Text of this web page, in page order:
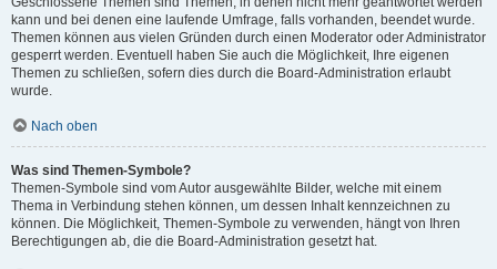
kann und bei denen eine laufende Umfrage, falls vorhanden, beendet wurde.
Themen können aus vielen Gründen durch einen Moderator oder Administrator
gesperrt werden. Eventuell haben Sie auch die Möglichkeit, Ihre eigenen
Themen zu schließen, sofern dies durch die Board-Administration erlaubt
wurde.
Nach oben
Was sind Themen-Symbole?
Themen-Symbole sind vom Autor ausgewählte Bilder, welche mit einem
Thema in Verbindung stehen können, um dessen Inhalt kennzeichnen zu
können. Die Möglichkeit, Themen-Symbole zu verwenden, hängt von Ihren
Berechtigungen ab, die die Board-Administration gesetzt hat.